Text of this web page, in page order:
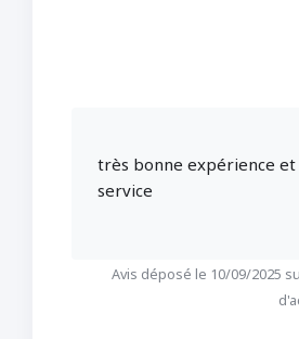
très bonne expérience et
service
Avis déposé le 10/09/2025